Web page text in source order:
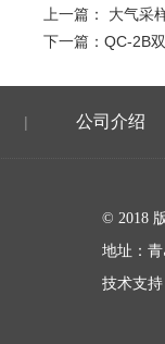
上一篇： 大气采
下一篇： QC-2B
| 公司介绍
© 2018
地址：
技术支